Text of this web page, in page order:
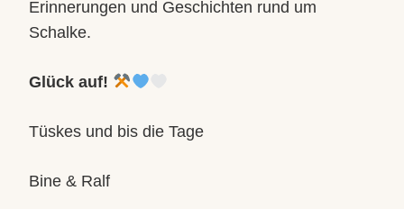
Erinnerungen und Geschichten rund um
Schalke.
Glück auf!
Tüskes und bis die Tage
Bine & Ralf